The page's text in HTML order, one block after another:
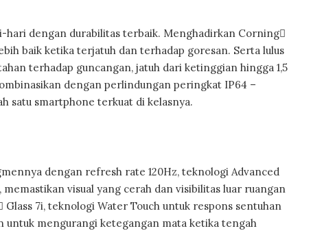
hari dengan durabilitas terbaik. Menghadirkan Corning
baik ketika terjatuh dan terhadap goresan. Serta lulus
terhadap guncangan, jatuh dari ketinggian hingga 1,5
dengan perlindungan peringkat IP64 –
satu smartphone terkuat di kelasnya.
dengan refresh rate 120Hz, teknologi Advanced
visual yang cerah dan visibilitas luar ruangan
7i, teknologi Water Touch untuk respons sentuhan
untuk mengurangi ketegangan mata ketika tengah